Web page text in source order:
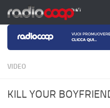
Salta al contenuto
VIDEO
KILL YOUR